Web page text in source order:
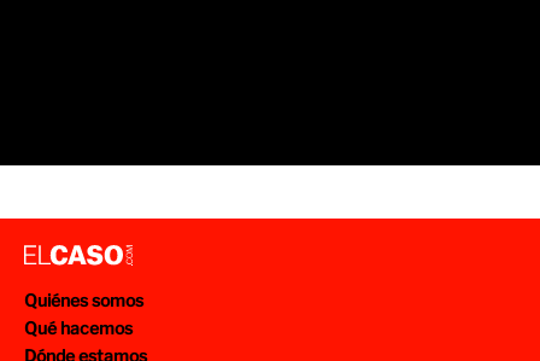
Quiénes somos
Qué hacemos
Dónde estamos